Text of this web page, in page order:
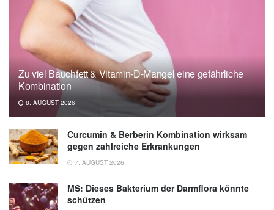
Zu viel Bauchfett & Vitamin-D-Mangel eine gefährliche
Kombination
8. AUGUST 2026
Curcumin & Berberin Kombination wirksam
gegen zahlreiche Erkrankungen
7. AUGUST 2026
MS: Dieses Bakterium der Darmflora könnte
schützen